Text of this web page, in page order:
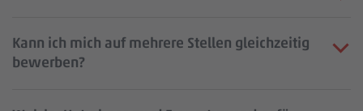
Kann ich mich auf mehrere Stellen gleichzeitig
bewerben?